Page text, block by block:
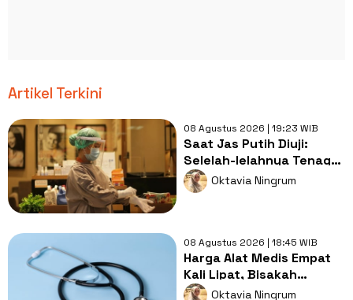
Artikel Terkini
08 Agustus 2026 | 19:23 WIB
Saat Jas Putih Diuji:
Selelah-lelahnya Tenaga
Kesehatan, Tetap Lebih
Melelahkan Jadi Pasien
Oktavia Ningrum
08 Agustus 2026 | 18:45 WIB
Harga Alat Medis Empat
Kali Lipat, Bisakah
Layanan Kesehatan
Oktavia Ningrum